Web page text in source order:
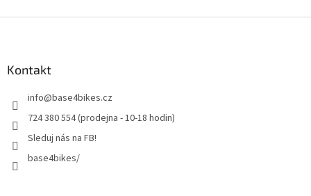
Kontakt
info@base4bikes.cz
724 380 554 (prodejna - 10-18 hodin)
Sleduj nás na FB!
base4bikes/